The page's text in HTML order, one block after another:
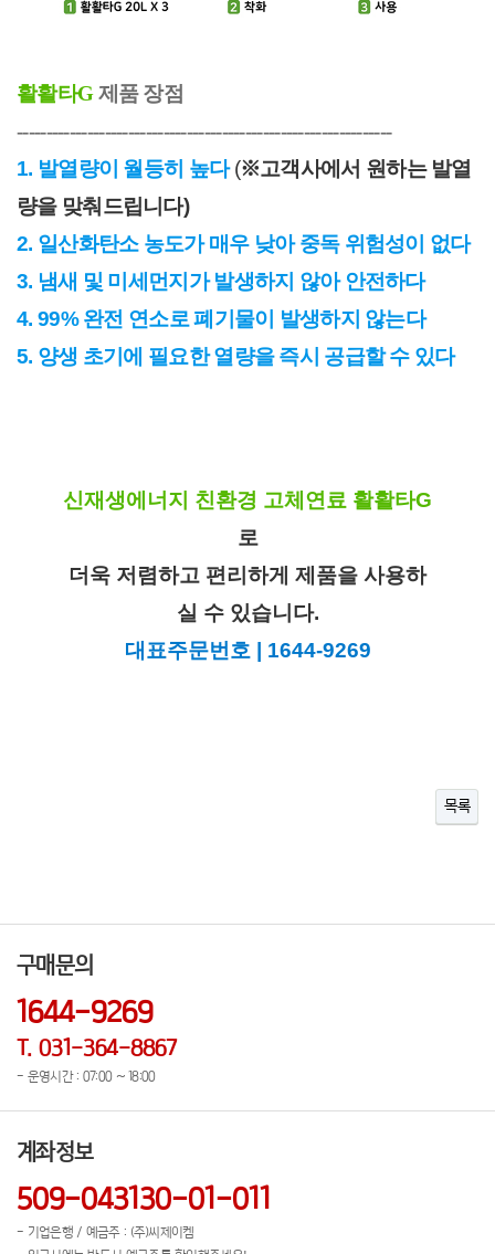
활활타G 제품 장점
----------------------------------------------------------------
1. 발열량이 월등히 높다 (※고객사에서 원하는 발열
량을 맞춰드립니다)
2. 일산화탄소 농도가 매우 낮아 중독 위험성이 없다
3. 냄새 및 미세먼지가 발생하지 않아 안전하다
4. 99% 완전 연소로 폐기물이 발생하지 않는다
5. 양생 초기에 필요한 열량을 즉시 공급할 수 있다
신재생에너지 친환경 고체연료 활활타G
로
더욱 저렴하고 편리하게 제품을 사용하
실 수 있습니다.
대표주문번호 | 1644-9269
목록
구매문의
1644-9269
T. 031-364-8867
- 운영시간 : 07:00 ~ 18:00
계좌정보
509-043130-01-011
- 기업은행 / 예금주 : (주)씨제이켐